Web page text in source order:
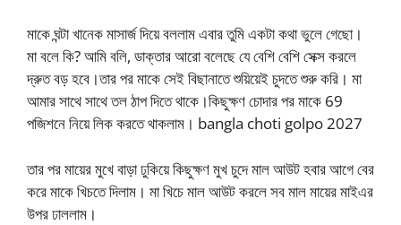
মাকে ঘন্টা খানেক মাসার্জ দিয়ে বললাম এবার তুমি একটা কথা ভুলে গেছো।
মা বলে কি? আমি বলি, ডাক্তার আরো বলেছে যে বেশি বেশি সেক্স করলে
দ্রুত বড় হবে।তার পর মাকে সেই বিছানাতে শুয়িয়েই চুদতে শুরু করি। মা
আমার সাথে সাথে তল ঠাপ দিতে থাকে।কিছুক্ষণ চোদার পর মাকে 69
পজিশনে নিয়ে লিক করতে থাকলাম। bangla choti golpo 2027
তার পর মায়ের মুখে বাড়া ঢুকিয়ে কিছুক্ষণ মুখ চুদে মাল আউট হবার আগে বের
করে মাকে খিচতে দিলাম। মা খিচে মাল আউট করলে সব মাল মায়ের মাইএর
উপর ঢাললাম।